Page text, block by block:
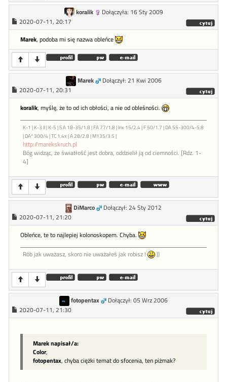
koralik
Dołączyła: 16 Sty 2009
2020-07-11, 20:17
Marek, podoba mi się nazwa obleńce
Marek
Dołączył: 21 Kwi 2006
2020-07-11, 20:31
koralik, myślę, że to od ich obłości, a nie od obleśności.
K-1 | K-3 II | K-5 | S A 18-35/1.8 | FA 77/1.8 | Irix 15/2.4 | F 50/1.7 | DA 55-300/4-5.8
| DA* 300/4 | TC 1.4x | A 28/2.8 | M135/3.5 |
http://marekskruch.pl
Bóg widząc, że światłość jest dobra, oddzielił ją od ciemności. [Rdz. 1-
4]
DiMarco
Dołączył: 24 Sty 2012
2020-07-11, 21:20
Obleńce, te to najlepiej kolonoskopem. Chyba.
Rób jak uważasz, skoro nie uważałeś jak robisz ! ))
fotopentax
Dołączył: 05 Wrz 2006
2020-07-11, 21:30
Marek napisał/a:
Color,
fotopentax, chyba ciężki temat do sfocenia, ten piżmak?